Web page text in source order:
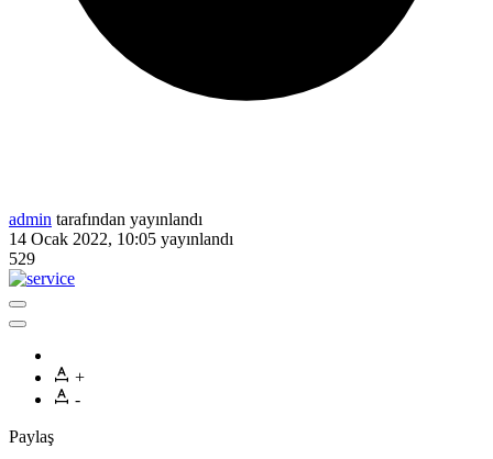
admin tarafından yayınlandı
14 Ocak 2022, 10:05 yayınlandı
529
+
-
Paylaş